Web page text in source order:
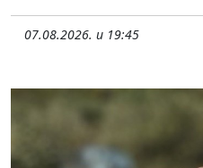
07.08.2026. u 19:45